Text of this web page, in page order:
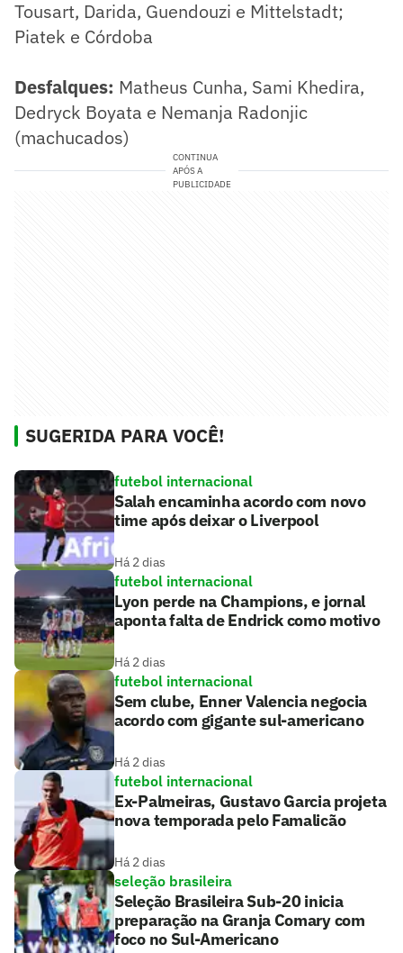
Tousart, Darida, Guendouzi e Mittelstadt;
Piatek e Córdoba
Desfalques: Matheus Cunha, Sami Khedira,
Dedryck Boyata e Nemanja Radonjic
(machucados)
CONTINUA
APÓS A
PUBLICIDADE
SUGERIDA PARA VOCÊ!
futebol internacional
Salah encaminha acordo com novo
time após deixar o Liverpool
Há 2 dias
futebol internacional
Lyon perde na Champions, e jornal
aponta falta de Endrick como motivo
Há 2 dias
futebol internacional
Sem clube, Enner Valencia negocia
acordo com gigante sul-americano
Há 2 dias
futebol internacional
Ex-Palmeiras, Gustavo Garcia projeta
nova temporada pelo Famalicão
Há 2 dias
seleção brasileira
Seleção Brasileira Sub-20 inicia
preparação na Granja Comary com
foco no Sul-Americano